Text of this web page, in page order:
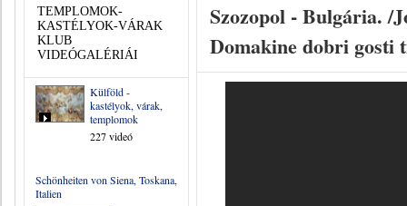
TEMPLOMOK-
KASTÉLYOK-VÁRAK
KLUB
VIDEÓGALÉRIÁI
Külföld -
kastélyok, várak,
templomok
227 videó
Schönheiten von Siena, Toskana,
Italien
Szozopol - Bulgária. /
Domakine dobri gosti